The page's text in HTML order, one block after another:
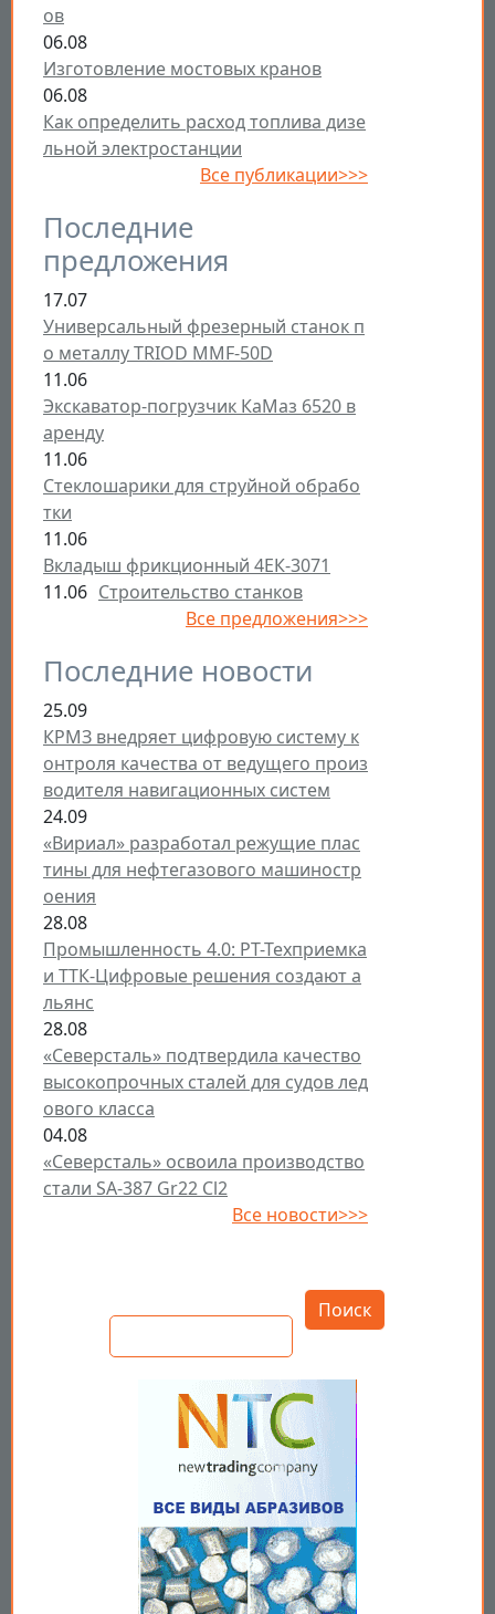
ов
06.08
Изготовление мостовых кранов
06.08
Как определить расход топлива дизе
льной электростанции
Все публикации>>>
Последние
предложения
17.07
Универсальный фрезерный станок п
о металлу TRIOD MMF-50D
11.06
Экскаватор-погрузчик КаМаз 6520 в
аренду
11.06
Стеклошарики для струйной обрабо
тки
11.06
Вкладыш фрикционный 4ЕК-3071
11.06 Строительство станков
Все предложения>>>
Последние новости
25.09
КРМЗ внедряет цифровую систему к
онтроля качества от ведущего произ
водителя навигационных систем
24.09
«Вириал» разработал режущие плас
тины для нефтегазового машиностр
оения
28.08
Промышленность 4.0: РТ-Техприемка
и ТТК-Цифровые решения создают а
льянс
28.08
«Северсталь» подтвердила качество
высокопрочных сталей для судов лед
ового класса
04.08
«Северсталь» освоила производство
стали SA-387 Gr22 Cl2
Все новости>>>